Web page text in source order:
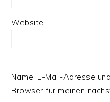
Website
Name, E-Mail-Adresse
Browser für meinen